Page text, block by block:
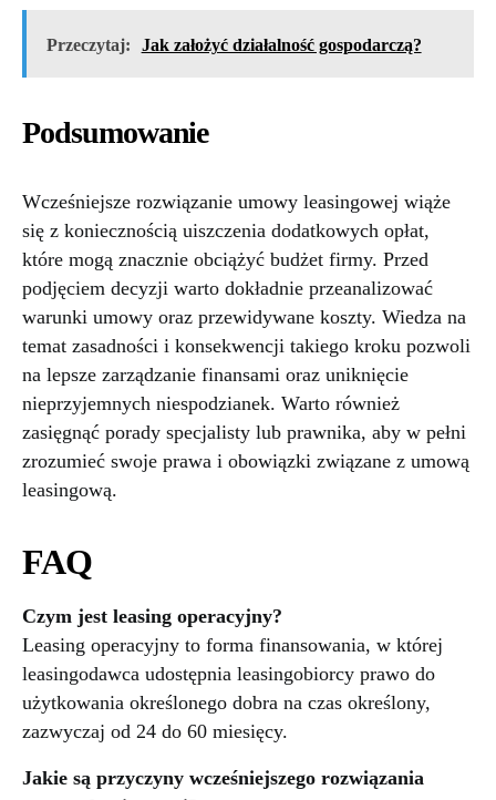
Przeczytaj: Jak założyć działalność gospodarczą?
Podsumowanie
Wcześniejsze rozwiązanie umowy leasingowej wiąże
się z koniecznością uiszczenia dodatkowych opłat,
które mogą znacznie obciążyć budżet firmy. Przed
podjęciem decyzji warto dokładnie przeanalizować
warunki umowy oraz przewidywane koszty. Wiedza na
temat zasadności i konsekwencji takiego kroku pozwoli
na lepsze zarządzanie finansami oraz uniknięcie
nieprzyjemnych niespodzianek. Warto również
zasięgnąć porady specjalisty lub prawnika, aby w pełni
zrozumieć swoje prawa i obowiązki związane z umową
leasingową.
FAQ
Czym jest leasing operacyjny?
Leasing operacyjny to forma finansowania, w której
leasingodawca udostępnia leasingobiorcy prawo do
użytkowania określonego dobra na czas określony,
zazwyczaj od 24 do 60 miesięcy.
Jakie są przyczyny wcześniejszego rozwiązania